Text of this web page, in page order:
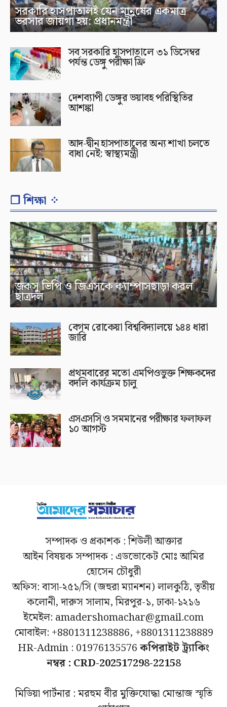
সরকারি হাসপাতালই যেন মানুষের একমাত্র
ভরসার জায়গা হয়: প্রধানমন্ত্রী
সব সরকারি হাসপাতালে ৩১ ডিসেম্বর
পর্যন্ত ডেঙ্গু পরীক্ষা ফ্রি
দেশব্যাপী ডেঙ্গুর ভয়াবহ পরিস্থিতির
আশঙ্কা
আদ-দ্বীন হাসপাতালের অন্য শাখা চলতে
বাধা নেই: স্বাস্থ্যমন্ত্রী
❐ শিক্ষা ⁘
জকসু ভিপি ও জিএসকে ক্যাম্পাসছাড়া করল
ছাত্রদল
বেগম রোকেয়া বিশ্ববিদ্যালয়ে ১৪৪ ধারা
জারি
প্রথমবারের মতো এমপিওভুক্ত শিক্ষকদের
বদলি কার্যক্রম চালু
এসএসসি ও সমমানের পরীক্ষার ফলাফল
১০ আগস্ট
সম্পাদক ও প্রকাশক : শিউলী আক্তার
আইন বিষয়ক সম্পাদক : এডভোকেট মোঃ আমির
হোসেন চৌধুরী
অফিস: বাসা-২৫১/সি (জহুরা ম্যানশন) লালকুঠি, তৃতীয়
কলোনী, দারুস সালাম, মিরপুর-১, ঢাকা-১২১৬
ইমেইল: amadershomachar@gmail.com
মোবাইল: +8801311238886, +8801311238889
HR-Admin : 01976135576কপিরাইট ট্র্যাকিং
নম্বর : CRD-202517298-22158
মিডিয়া পার্টনার : মরহুম বীর মুক্তিযোদ্ধা মোন্তাজ স্মৃতি